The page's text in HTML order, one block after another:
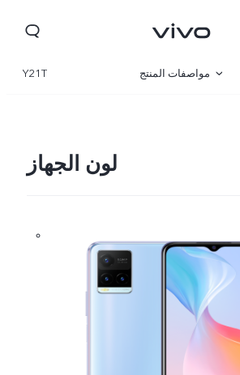
UAE(AR) | حدد البلد/المنطقة
Y21T مواصفات المنتج
لون الجهاز